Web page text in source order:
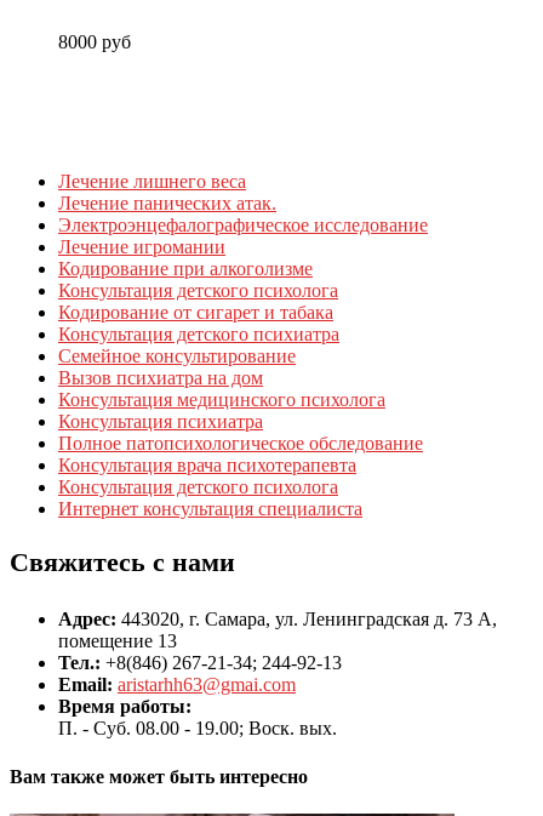
8000 руб
Лечение лишнего веса
Лечение панических атак.
Электроэнцефалографическое исследование
Лечение игромании
Кодирование при алкоголизме
Консультация детского психолога
Кодирование от сигарет и табака
Консультация детского психиатра
Семейное консультирование
Вызов психиатра на дом
Консультация медицинского психолога
Консультация психиатра
Полное патопсихологическое обследование
Консультация врача психотерапевта
Консультация детского психолога
Интернет консультация специалиста
Свяжитесь с нами
Адрес: 443020, г. Самара, ул. Ленинградская д. 73 А,
помещение 13
Тел.: +8(846) 267-21-34; 244-92-13
Email: aristarhh63@gmai.com
Время работы:
П. - Суб. 08.00 - 19.00; Воск. вых.
Вам также может быть интересно